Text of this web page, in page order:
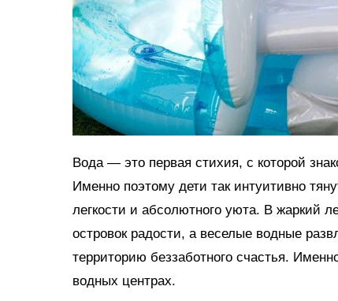
Вода — это первая стихия, с которой
Именно поэтому дети так интуитивно
легкости и абсолютного уюта. В жаркий
островок радости, а веселые водные
территорию беззаботного счастья.
водных центрах.